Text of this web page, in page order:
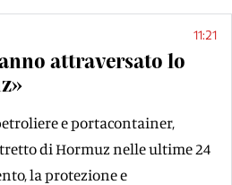
11:21
attraversato lo
e portacontainer,
di Hormuz nelle ultime 24
la protezione e